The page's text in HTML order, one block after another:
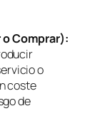
Comprar):
o
coste
de